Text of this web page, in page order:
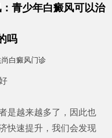
青少年白癜风可以治
吗
白癜风门诊
是越来越多了，因此也
快速提升，我们会发现